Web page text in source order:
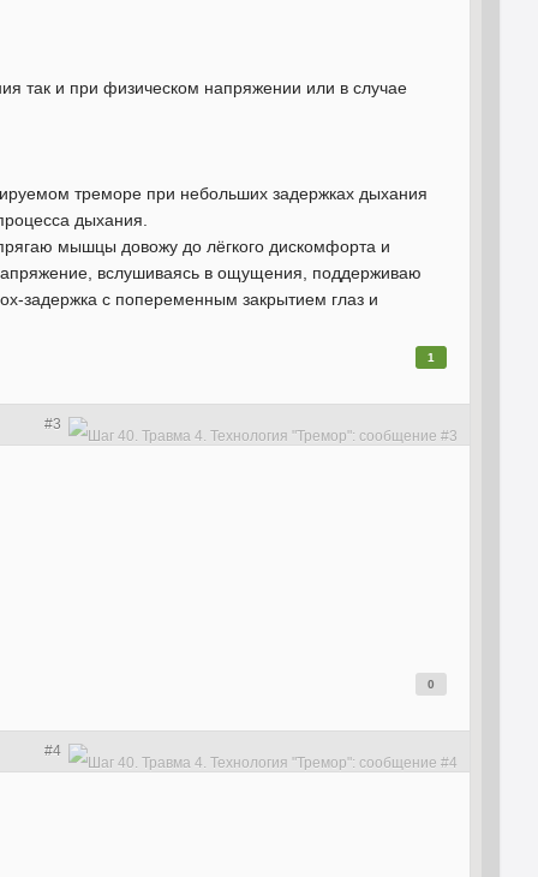
так и при физическом напряжении или в случае
треморе при небольших задержках дыхания
дыхания.
мышцы довожу до лёгкого дискомфорта и
вслушиваясь в ощущения, поддерживаю
задержка с попеременным закрытием глаз и
1
#3
0
#4